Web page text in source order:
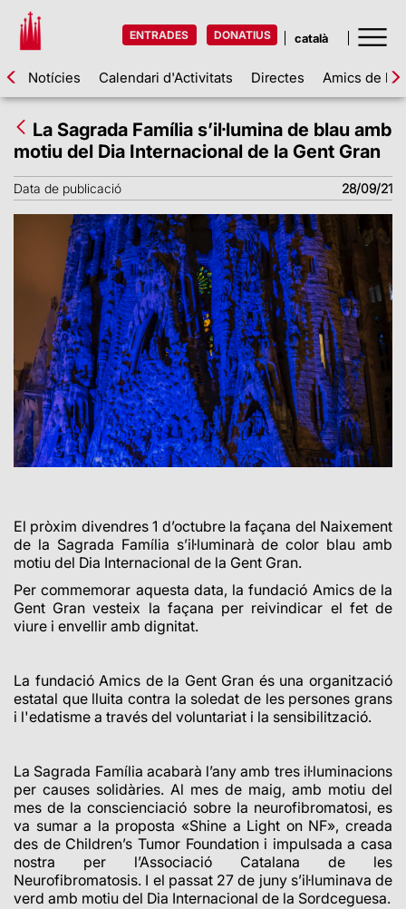
ENTRADES DONATIUS
Notícies Calendari d'Activitats Directes Amics de la
La Sagrada Família s’il·lumina de blau amb
motiu del Dia Internacional de la Gent Gran
Data de publicació 28/09/21
El pròxim divendres 1 d’octubre la façana del Naixement
de la Sagrada Família s’il·luminarà de color blau amb
motiu del Dia Internacional de la Gent Gran.
Per commemorar aquesta data, la fundació Amics de la
Gent Gran vesteix la façana per reivindicar el fet de
viure i envellir amb dignitat.
La fundació Amics de la Gent Gran és una organització
estatal que lluita contra la soledat de les persones grans
i l'edatisme a través del voluntariat i la sensibilització.
La Sagrada Família acabarà l’any amb tres il·luminacions
per causes solidàries. Al mes de maig, amb motiu del
mes de la conscienciació sobre la neurofibromatosi, es
va sumar a la proposta «Shine a Light on NF», creada
des de Children’s Tumor Foundation i impulsada a casa
nostra per l’Associació Catalana de les
Neurofibromatosis. I el passat 27 de juny s’il·luminava de
verd amb motiu del Dia Internacional de la Sordceguesa.